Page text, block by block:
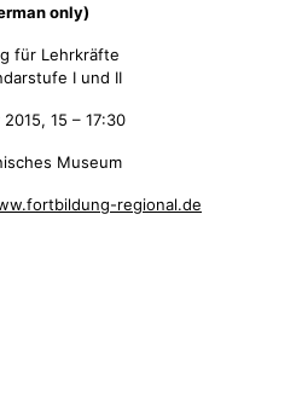
only)
für Lehrkräfte
I und II
15 – 17:30
Museum
regional.de